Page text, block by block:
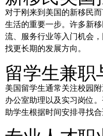
对于刚来到美国的新移民
生活的重要一步。许多新
流、服务行业等入门机会
找更长期的发展方向。
留学生兼
美国留学生通常关注校园
办公室助理以及实习岗位
助学生根据时间安排寻找合